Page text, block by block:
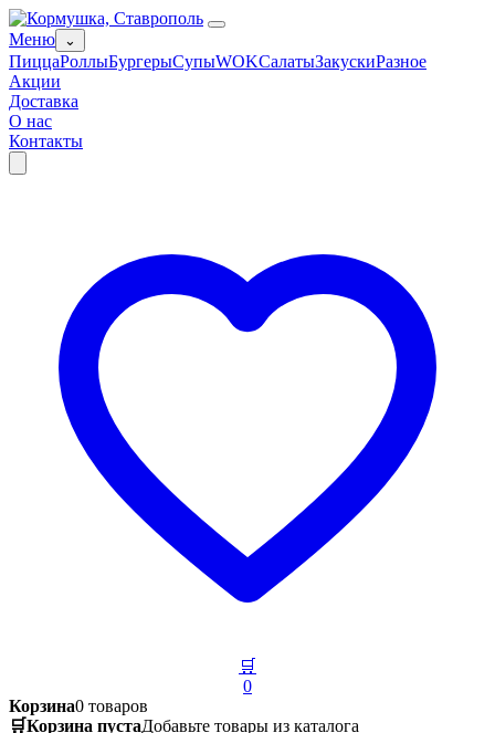
Меню ⌄
ПиццаРоллыБургерыСупыWOKСалатыЗакускиРазное
Акции
Доставка
О нас
Контакты
🛒
0
Корзина0 товаров
🛒Корзина пустаДобавьте товары из каталога